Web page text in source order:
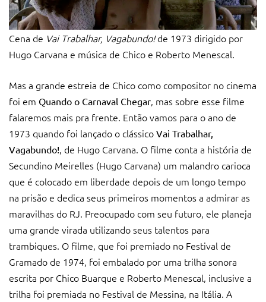
Cena de Vai Trabalhar, Vagabundo!de 1973 dirigido por
Hugo Carvana e música de Chico e Roberto Menescal.
Mas a grande estreia de Chico como compositor no cinema
foi em Quando o Carnaval Chegar, mas sobre esse filme
falaremos mais pra frente. Então vamos para o ano de
1973 quando foi lançado o clássico Vai Trabalhar,
Vagabundo!, de Hugo Carvana. O filme conta a história de
Secundino Meirelles (Hugo Carvana) um malandro carioca
que é colocado em liberdade depois de um longo tempo
na prisão e dedica seus primeiros momentos a admirar as
maravilhas do RJ. Preocupado com seu futuro, ele planeja
uma grande virada utilizando seus talentos para
trambiques. O filme, que foi premiado no Festival de
Gramado de 1974, foi embalado por uma trilha sonora
escrita por Chico Buarque e Roberto Menescal, inclusive a
trilha foi premiada no Festival de Messina, na Itália. A